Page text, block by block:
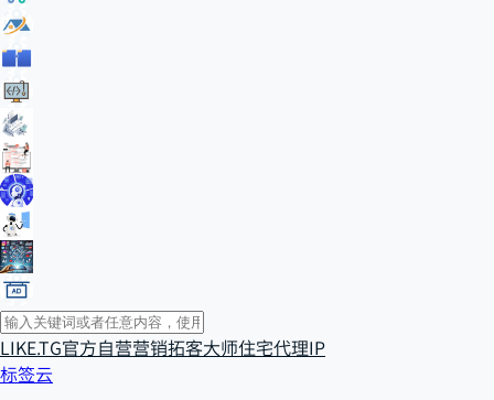
LIKE.TG官方自营营销拓客大师住宅代理IP
标签云